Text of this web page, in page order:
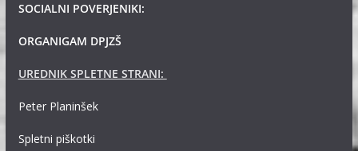
SOCIALNI POVERJENIKI:
ORGANIGAM DPJZŠ
UREDNIK SPLETNE STRANI:
Peter Planinšek
Spletni piškotki